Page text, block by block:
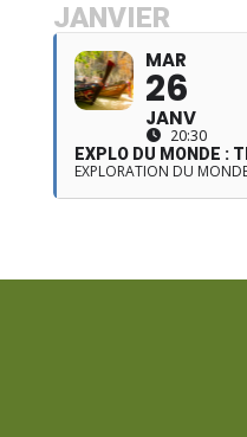
JANVIER
MAR
26
JANV
20:30
EXPLO DU MONDE :
EXPLORATION DU